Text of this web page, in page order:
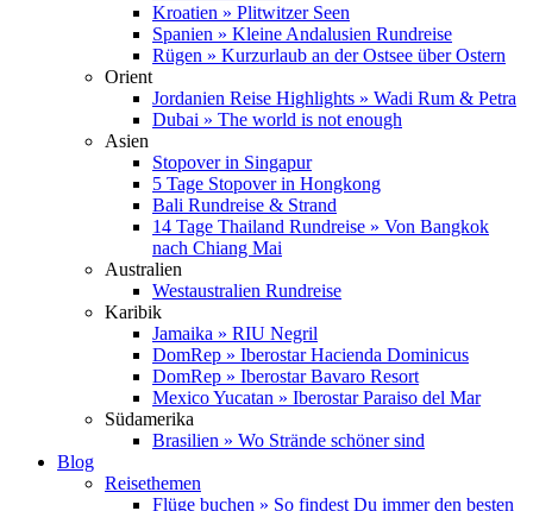
Kroatien » Plitwitzer Seen
Spanien » Kleine Andalusien Rundreise
Rügen » Kurzurlaub an der Ostsee über Ostern
Orient
Jordanien Reise Highlights » Wadi Rum & Petra
Dubai » The world is not enough
Asien
Stopover in Singapur
5 Tage Stopover in Hongkong
Bali Rundreise & Strand
14 Tage Thailand Rundreise » Von Bangkok
nach Chiang Mai
Australien
Westaustralien Rundreise
Karibik
Jamaika » RIU Negril
DomRep » Iberostar Hacienda Dominicus
DomRep » Iberostar Bavaro Resort
Mexico Yucatan » Iberostar Paraiso del Mar
Südamerika
Brasilien » Wo Strände schöner sind
Blog
Reisethemen
Flüge buchen » So findest Du immer den besten